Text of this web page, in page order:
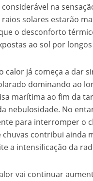
na
solares estarão
o desconforto
ao sol por
calor já começa a dar
dominando ao
marítima ao fim da
nebulosidade. No
para interromper o
contribui ainda
a intensificação da
vai continuar